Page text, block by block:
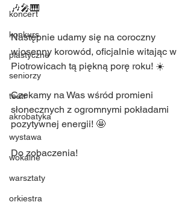
koncert
konkurs
plastyczne
seniorzy
teatr
akrobatyka
wystawa
wokalne
warsztaty
orkiestra
🎶🎤🎹
Następnie udamy się na coroczny
wiosenny korowód, oficjalnie witając w
Piotrowicach tą piękną porę roku! ☀️
Czekamy na Was wśród promieni
słonecznych z ogromnymi pokładami
pozytywnej energii! 🤩
Do zobaczenia!